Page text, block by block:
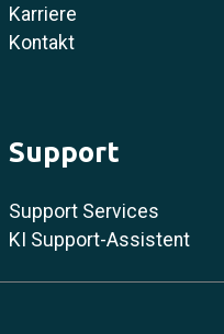
Karriere
Kontakt
Support
Support Services
KI Support-Assistent